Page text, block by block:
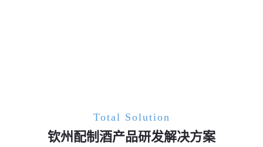
Total Solution
钦州配制酒产品研发解决方案